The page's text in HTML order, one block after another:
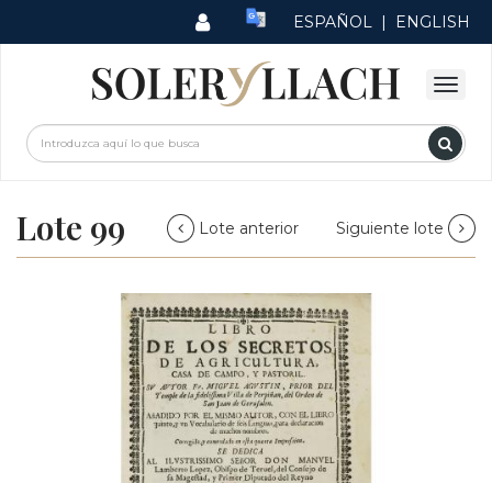
ESPAÑOL | ENGLISH
Lote 99 Lote anterior Siguiente lote